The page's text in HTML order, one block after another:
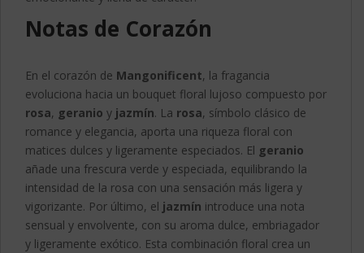
Notas de Corazón
En el corazón de Mangonificent, la fragancia
evoluciona hacia un bouquet floral lujoso compuesto por
rosa, geranio y jazmín. La rosa, símbolo clásico de
romance y elegancia, aporta una riqueza floral con
matices dulces y ligeramente especiados. El geranio
añade una frescura verde y especiada, equilibrando la
intensidad de la rosa con una sensación más ligera y
vigorizante. Por último, el jazmín introduce una nota
sensual y envolvente, con su aroma dulce, embriagador
y ligeramente exótico. Esta combinación floral crea un